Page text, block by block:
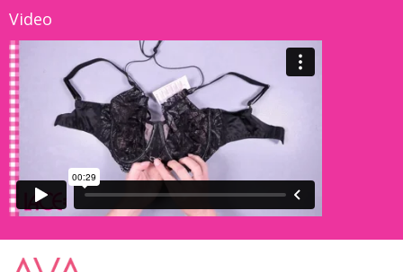
Video